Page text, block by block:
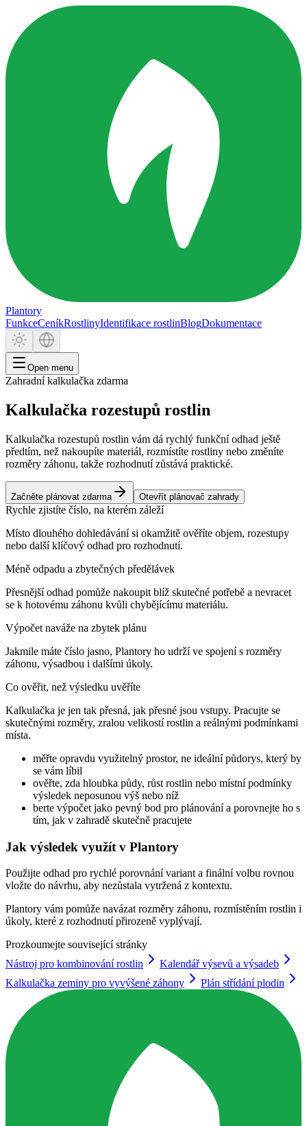
Plantory
FunkceCeníkRostlinyIdentifikace rostlinBlogDokumentace
Open menu
Zahradní kalkulačka zdarma
Kalkulačka rozestupů rostlin
Kalkulačka rozestupů rostlin vám dá rychlý funkční odhad ještě
předtím, než nakoupíte materiál, rozmístíte rostliny nebo změníte
rozměry záhonu, takže rozhodnutí zůstává praktické.
Začněte plánovat zdarma Otevřít plánovač zahrady
Rychle zjistíte číslo, na kterém záleží
Místo dlouhého dohledávání si okamžitě ověříte objem, rozestupy
nebo další klíčový odhad pro rozhodnutí.
Méně odpadu a zbytečných předělávek
Přesnější odhad pomůže nakoupit blíž skutečné potřebě a nevracet
se k hotovému záhonu kvůli chybějícímu materiálu.
Výpočet naváže na zbytek plánu
Jakmile máte číslo jasno, Plantory ho udrží ve spojení s rozměry
záhonu, výsadbou i dalšími úkoly.
Co ověřit, než výsledku uvěříte
Kalkulačka je jen tak přesná, jak přesné jsou vstupy. Pracujte se
skutečnými rozměry, zralou velikostí rostlin a reálnými podmínkami
místa.
měřte opravdu využitelný prostor, ne ideální půdorys, který by
se vám líbil
ověřte, zda hloubka půdy, růst rostlin nebo místní podmínky
výsledek neposunou výš nebo níž
berte výpočet jako pevný bod pro plánování a porovnejte ho s
tím, jak v zahradě skutečně pracujete
Jak výsledek využít v Plantory
Použijte odhad pro rychlé porovnání variant a finální volbu rovnou
vložte do návrhu, aby nezůstala vytržená z kontextu.
Plantory vám pomůže navázat rozměry záhonu, rozmístěním rostlin i
úkoly, které z rozhodnutí přirozeně vyplývají.
Prozkoumejte související stránky
Nástroj pro kombinování rostlin
Kalendář výsevů a výsadeb
Kalkulačka zeminy pro vyvýšené záhony
Plán střídání plodin